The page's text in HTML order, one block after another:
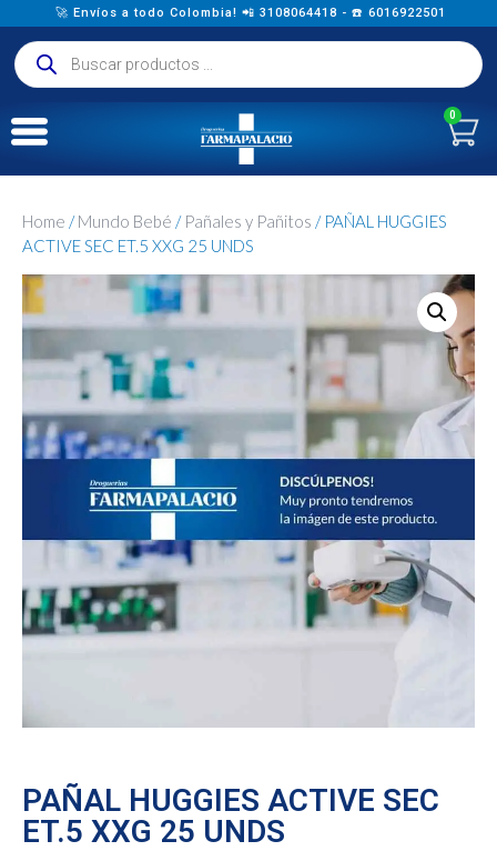
🚀 Envíos a todo Colombia! 📲 3108064418 - ☎️ 6016922501
0
Home /Mundo Bebé / Pañales y Pañitos / PAÑAL HUGGIES
ACTIVE SEC ET.5 XXG 25 UNDS
PAÑAL HUGGIES ACTIVE SEC
ET.5 XXG 25 UNDS